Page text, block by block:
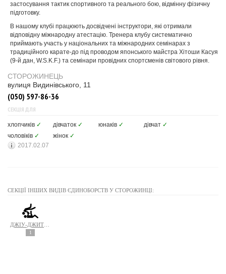
застосування тактик спортивного та реального бою, відмінну фізичну
підготовку.
В нашому клубі працюють досвідчені інструктори, які отримали
відповідну міжнародну атестацію. Тренера клубу систематично
приймають участь у національних та міжнародних семінарах з
традиційного карате-до під проводом японського майстра Хітоши Касуя
(9-й дан, W.S.K.F.) та семінари провідних спортсменів світового рівня.
СТОРОЖИНЕЦЬ
вулиця Видинівського, 11
(050) 597-86-36
СЕКЦІЯ ДЛЯ
хлопчиків ✓ дівчаток ✓ юнаків ✓ дівчат ✓
чоловіків ✓ жінок ✓
2017.02.07
СЕКЦІЇ ІНШИХ ВИДІВ ЄДИНОБОРСТВ У СТОРОЖИНЦІ:
1